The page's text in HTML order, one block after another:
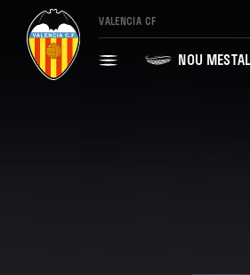
VALENCIA CF
NOU